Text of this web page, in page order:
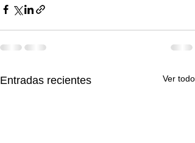
Entradas recientes Ver todo